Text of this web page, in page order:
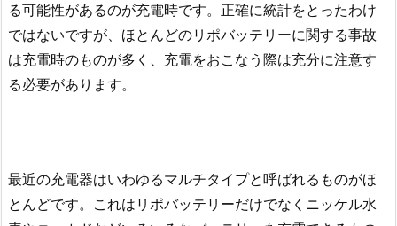
る可能性があるのが充電時です。正確に統計をとったわけ
ではないですが、ほとんどのリポバッテリーに関する事故
は充電時のものが多く、充電をおこなう際は充分に注意す
る必要があります。
最近の充電器はいわゆるマルチタイプと呼ばれるものがほ
とんどです。これはリポバッテリーだけでなくニッケル水